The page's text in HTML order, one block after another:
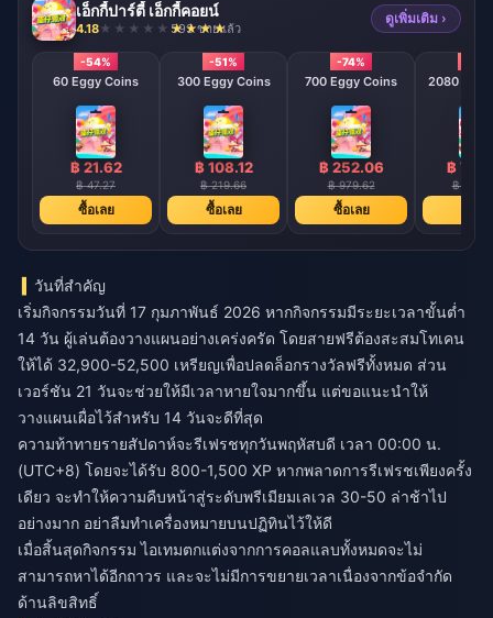
เอ็กกี้ปาร์ตี้ เอ็กกี้คอยน์
4.18 593 ขายแล้ว
ดูเพิ่มเติม ›
-54%
60 Eggy Coins
฿ 21.62
฿ 47.27
ซื้อเลย
-51%
300 Eggy Coins
฿ 108.12
฿ 219.66
ซื้อเลย
-74%
700 Eggy Coins
฿ 252.06
฿ 979.62
ซื้อเลย
฿
฿
วันที่สำคัญ
เริ่มกิจกรรมวันที่ 17 กุมภาพันธ์ 2026 หากกิจกรรมมีระยะเวลาขั้นต่ำ
14 วัน ผู้เล่นต้องวางแผนอย่างเคร่งครัด โดยสายฟรีต้องสะสมโทเคน
ให้ได้ 32,900-52,500 เหรียญเพื่อปลดล็อกรางวัลฟรีทั้งหมด ส่วน
เวอร์ชัน 21 วันจะช่วยให้มีเวลาหายใจมากขึ้น แต่ขอแนะนำให้
วางแผนเผื่อไว้สำหรับ 14 วันจะดีที่สุด
ความท้าทายรายสัปดาห์จะรีเฟรชทุกวันพฤหัสบดี เวลา 00:00 น.
(UTC+8) โดยจะได้รับ 800-1,500 XP หากพลาดการรีเฟรชเพียงครั้ง
เดียว จะทำให้ความคืบหน้าสู่ระดับพรีเมียมเลเวล 30-50 ล่าช้าไป
อย่างมาก อย่าลืมทำเครื่องหมายบนปฏิทินไว้ให้ดี
เมื่อสิ้นสุดกิจกรรม ไอเทมตกแต่งจากการคอลแลบทั้งหมดจะไม่
สามารถหาได้อีกถาวร และจะไม่มีการขยายเวลาเนื่องจากข้อจำกัด
ด้านลิขสิทธิ์